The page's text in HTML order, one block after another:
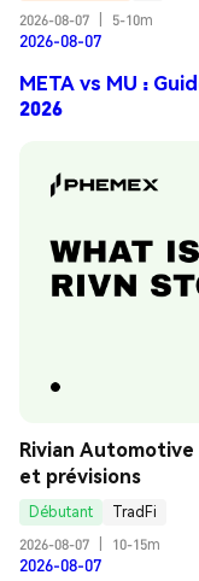
2026-08-07
5-10m
2026-08-07
META vs MU :
2026
Rivian Automotive
et prévisions
Débutant
TradFi
2026-08-07
10-15m
2026-08-07